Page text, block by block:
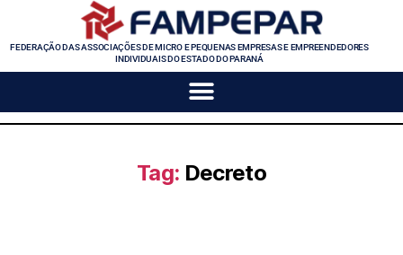
FEDERAÇÃO DAS ASSOCIAÇÕES DE MICRO E PEQUENAS EMPRESAS E EMPREENDEDORES
INDIVIDUAIS DO ESTADO DO PARANÁ
Tag: Decreto